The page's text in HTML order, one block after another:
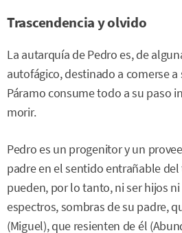
Trascendencia y olvido
La autarquía de Pedro es, de
autofágico, destinado a comerse a
Páramo consume todo a su paso
morir.
Pedro es un progenitor y un
padre en el sentido entrañable
pueden, por lo tanto, ni ser hijos
espectros, sombras de su padre,
(Miguel), que resienten de él